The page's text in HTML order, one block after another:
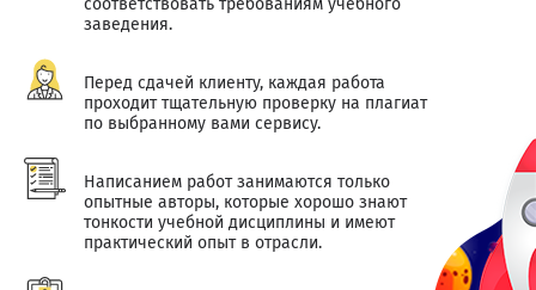
соответствовать требованиям учебного
заведения.
Перед сдачей клиенту, каждая работа
проходит тщательную проверку на плагиат
по выбранному вами сервису.
Написанием работ занимаются только
опытные авторы, которые хорошо знают
тонкости учебной дисциплины и имеют
практический опыт в отрасли.